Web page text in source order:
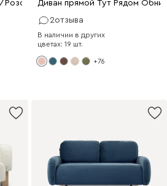
РозовыйДиван прямой Тут Рядом
2отзыва
В наличии в других
цветах: 19 шт.
+76